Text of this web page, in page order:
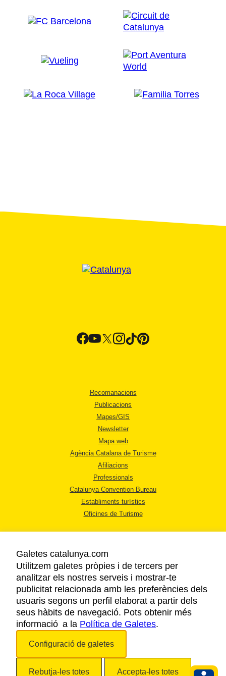
Recomanacions
Publicacions
Mapes/GIS
Newsletter
Mapa web
Agència Catalana de Turisme
Afiliacions
Professionals
Catalunya Convention Bureau
Establiments turístics
Oficines de Turisme
AVÍS LEGAL
POLÍTICA DE PRIVACITAT
COOKIES
ACCESSIBILITAT
Galetes catalunya.com
Utilitzem galetes pròpies i de tercers per
analitzar els nostres serveis i mostrar-te
publicitat relacionada amb les preferències dels
usuaris segons un perfil elaborat a partir dels
seus hàbits de navegació. Pots obtenir més
informació a la Política de Galetes.
Configuració de galetes
Rebutja-les totes Accepta-les totes